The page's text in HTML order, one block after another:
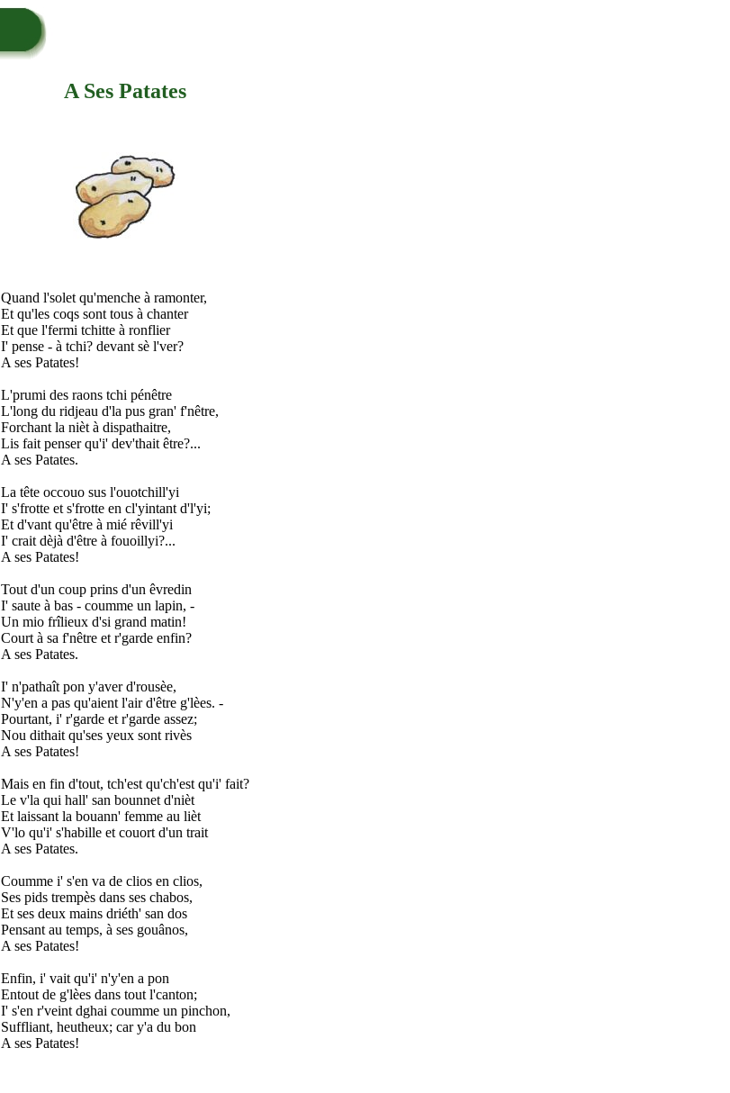
A Ses Patates
Quand l'solet qu'menche à ramonter,
Et qu'les coqs sont tous à chanter
Et que l'fermi tchitte à ronflier
I' pense - à tchi? devant sè l'ver?
A ses Patates!
L'prumi des raons tchi pénêtre
L'long du ridjeau d'la pus gran' f'nêtre,
Forchant la nièt à dispathaitre,
Lis fait penser qu'i' dev'thait être?...
A ses Patates.
La tête occouo sus l'ouotchill'yi
I' s'frotte et s'frotte en cl'yintant d'l'yi;
Et d'vant qu'être à mié rêvill'yi
I' crait dèjà d'être à fouoillyi?...
A ses Patates!
Tout d'un coup prins d'un êvredin
I' saute à bas - coumme un lapin, -
Un mio frîlieux d'si grand matin!
Court à sa f'nêtre et r'garde enfin?
A ses Patates.
I' n'pathaît pon y'aver d'rousèe,
N'y'en a pas qu'aient l'air d'être g'lèes. -
Pourtant, i' r'garde et r'garde assez;
Nou dithait qu'ses yeux sont rivès
A ses Patates!
Mais en fin d'tout, tch'est qu'ch'est qu'i' fait?
Le v'la qui hall' san bounnet d'nièt
Et laissant la bouann' femme au lièt
V'lo qu'i' s'habille et couort d'un trait
A ses Patates.
Coumme i' s'en va de clios en clios,
Ses pids trempès dans ses chabos,
Et ses deux mains driéth' san dos
Pensant au temps, à ses gouânos,
A ses Patates!
Enfin, i' vait qu'i' n'y'en a pon
Entout de g'lèes dans tout l'canton;
I' s'en r'veint dghai coumme un pinchon,
Suffliant, heutheux; car y'a du bon
A ses Patates!